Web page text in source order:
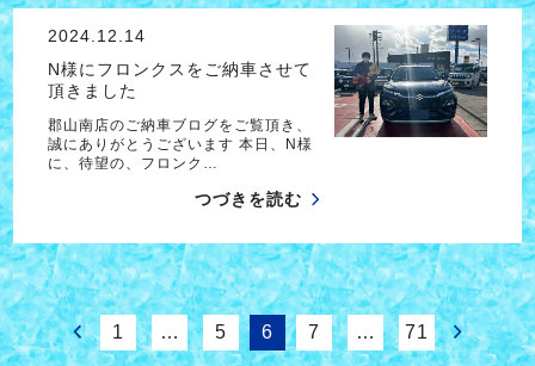
2024.12.14
N様にフロンクスをご納車させて
頂きました
郡山南店のご納車ブログをご覧頂き、
誠にありがとうございます 本日、N様
に、待望の、フロンク…
つづきを読む
1 … 5 6 7 … 71